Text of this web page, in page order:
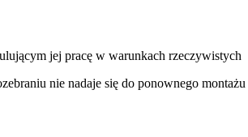
jej pracę w warunkach rzeczywistych
nie nadaje się do ponownego